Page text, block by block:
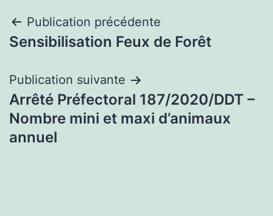
Navigation
de
l’article
Publication précédente
Sensibilisation Feux de Forêt
Publication suivante
Arrêté Préfectoral 187/2020/DDT –
Nombre mini et maxi d’animaux
annuel